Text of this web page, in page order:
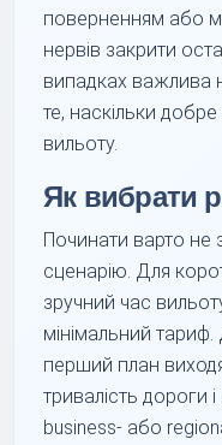
поверненням або
нервів закрити
випадках важлива
те, наскільки
вильоту.
Як вибрати
Починати варто не
сценарію. Для
зручний час
мінімальний
перший план
тривалість дороги
business- або